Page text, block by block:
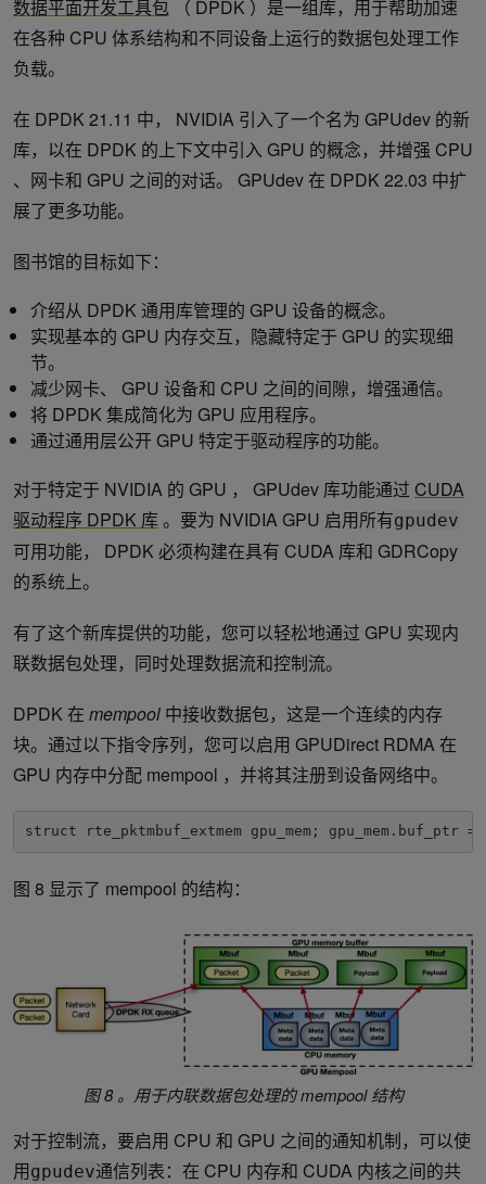
数据平面开发工具包 （ DPDK ）是一组库，用于帮助加速
在各种 CPU 体系结构和不同设备上运行的数据包处理工作
负载。
在 DPDK 21.11 中， NVIDIA 引入了一个名为 GPUdev 的新
库，以在 DPDK 的上下文中引入 GPU 的概念，并增强 CPU
、网卡和 GPU 之间的对话。 GPUdev 在 DPDK 22.03 中扩
展了更多功能。
图书馆的目标如下：
介绍从 DPDK 通用库管理的 GPU 设备的概念。
实现基本的 GPU 内存交互，隐藏特定于 GPU 的实现细
节。
减少网卡、 GPU 设备和 CPU 之间的间隙，增强通信。
将 DPDK 集成简化为 GPU 应用程序。
通过通用层公开 GPU 特定于驱动程序的功能。
对于特定于 NVIDIA 的 GPU ， GPUdev 库功能通过 CUDA
驱动程序 DPDK 库。要为 NVIDIA GPU 启用所有gpudev
可用功能， DPDK 必须构建在具有 CUDA 库和 GDRCopy
的系统上。
有了这个新库提供的功能，您可以轻松地通过 GPU 实现内
联数据包处理，同时处理数据流和控制流。
DPDK 在 mempool 中接收数据包，这是一个连续的内存
块。通过以下指令序列，您可以启用 GPUDirect RDMA 在
GPU 内存中分配 mempool ，并将其注册到设备网络中。
struct rte_pktmbuf_extmem gpu_mem;
图 8 显示了 mempool 的结构：
图 8 。用于内联数据包处理的 mempool 结构
对于控制流，要启用 CPU 和 GPU 之间的通知机制，可以使
用gpudev通信列表：在 CPU 内存和 CUDA 内核之间的共